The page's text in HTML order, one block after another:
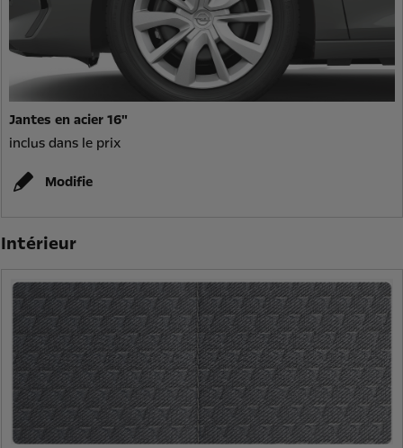
Jantes en acier 16"
inclus dans le prix
Modifie
Intérieur